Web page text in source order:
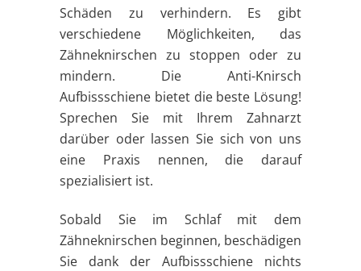
Schäden zu verhindern. Es gibt
verschiedene Möglichkeiten, das
Zähneknirschen zu stoppen oder zu
mindern. Die Anti-Knirsch
Aufbissschiene bietet die beste Lösung!
Sprechen Sie mit Ihrem Zahnarzt
darüber oder lassen Sie sich von uns
eine Praxis nennen, die darauf
spezialisiert ist.
Sobald Sie im Schlaf mit dem
Zähneknirschen beginnen, beschädigen
Sie dank der Aufbissschiene nichts